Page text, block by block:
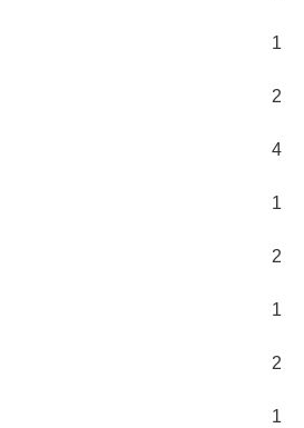
1
2
4
1
2
1
2
1